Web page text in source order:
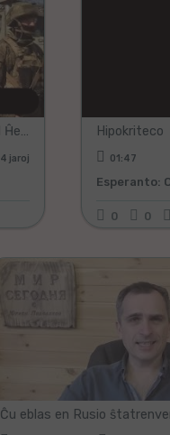
Ankoraŭ unu kompilo de homoj el Ĥersona regiono kaj Mariupol
4 jaroj
Hipokriteco
01:47
Esperanto:
0 0